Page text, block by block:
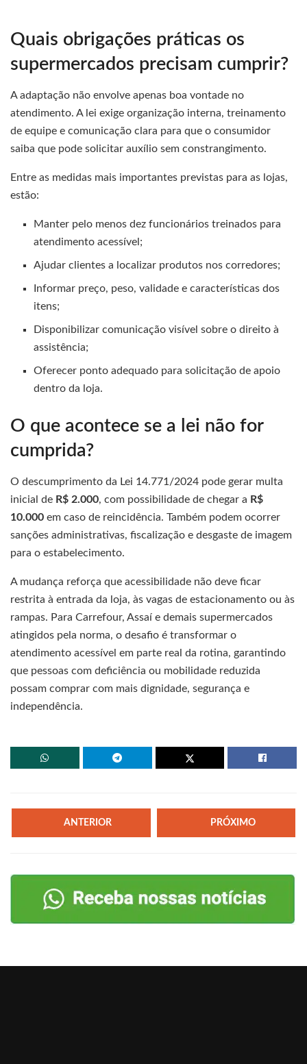
Quais obrigações práticas os
supermercados precisam cumprir?
A adaptação não envolve apenas boa vontade no
atendimento. A lei exige organização interna, treinamento
de equipe e comunicação clara para que o consumidor
saiba que pode solicitar auxílio sem constrangimento.
Entre as medidas mais importantes previstas para as lojas,
estão:
Manter pelo menos dez funcionários treinados para
atendimento acessível;
Ajudar clientes a localizar produtos nos corredores;
Informar preço, peso, validade e características dos
itens;
Disponibilizar comunicação visível sobre o direito à
assistência;
Oferecer ponto adequado para solicitação de apoio
dentro da loja.
O que acontece se a lei não for
cumprida?
O descumprimento da Lei 14.771/2024 pode gerar multa
inicial de R$ 2.000, com possibilidade de chegar a R$
10.000 em caso de reincidência. Também podem ocorrer
sanções administrativas, fiscalização e desgaste de imagem
para o estabelecimento.
A mudança reforça que acessibilidade não deve ficar
restrita à entrada da loja, às vagas de estacionamento ou às
rampas. Para Carrefour, Assaí e demais supermercados
atingidos pela norma, o desafio é transformar o
atendimento acessível em parte real da rotina, garantindo
que pessoas com deficiência ou mobilidade reduzida
possam comprar com mais dignidade, segurança e
independência.
ANTERIOR PRÓXIMO